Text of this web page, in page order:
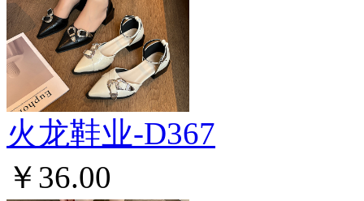
火龙鞋业-D367
￥36.00